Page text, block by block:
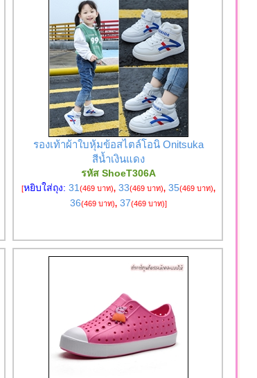
รองเท้าผ้าใบหุ้มข้อสไตล์โอนิ Onitsuka
สีน้ำเงินแดง
รหัส ShoeT306A
[หยิบใส่ถุง:31(469 บาท), 33(469 บาท), 35(469 บาท),
36(469 บาท), 37(469 บาท)]